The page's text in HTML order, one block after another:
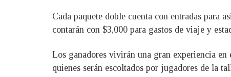
Cada paquete doble cuenta con entradas para
contarán con $3,000 para gastos de viaje y
Los ganadores vivirán una gran experiencia
quienes serán escoltados por jugadores de la